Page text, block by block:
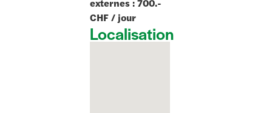
externes : 700.-
CHF / jour
Localisation